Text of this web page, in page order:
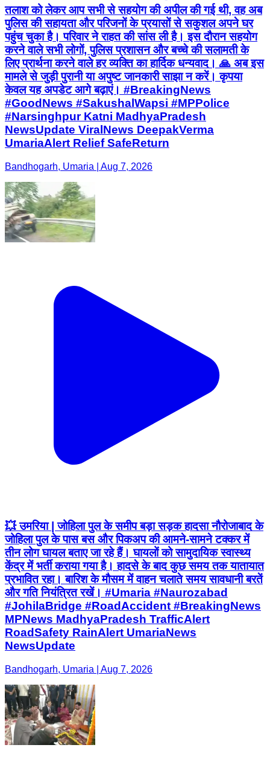
तलाश को लेकर आप सभी से सहयोग की अपील की गई थी, वह अब
पुलिस की सहायता और परिजनों के प्रयासों से सकुशल अपने घर
पहुंच चुका है। परिवार ने राहत की सांस ली है। इस दौरान सहयोग
करने वाले सभी लोगों, पुलिस प्रशासन और बच्चे की सलामती के
लिए प्रार्थना करने वाले हर व्यक्ति का हार्दिक धन्यवाद। 🙏 अब इस
मामले से जुड़ी पुरानी या अपुष्ट जानकारी साझा न करें। कृपया
केवल यह अपडेट आगे बढ़ाएं। #BreakingNews
#GoodNews #SakushalWapsi #MPPolice
#Narsinghpur Katni MadhyaPradesh
NewsUpdate ViralNews DeepakVerma
UmariaAlert Relief SafeReturn
Bandhogarh, Umaria | Aug 7, 2026
💥 उमरिया | जोहिला पुल के समीप बड़ा सड़क हादसा नौरोजाबाद के
जोहिला पुल के पास बस और पिकअप की आमने-सामने टक्कर में
तीन लोग घायल बताए जा रहे हैं। घायलों को सामुदायिक स्वास्थ्य
केंद्र में भर्ती कराया गया है। हादसे के बाद कुछ समय तक यातायात
प्रभावित रहा। बारिश के मौसम में वाहन चलाते समय सावधानी बरतें
और गति नियंत्रित रखें। #Umaria #Naurozabad
#JohilaBridge #RoadAccident #BreakingNews
MPNews MadhyaPradesh TrafficAlert
RoadSafety RainAlert UmariaNews
NewsUpdate
Bandhogarh, Umaria | Aug 7, 2026